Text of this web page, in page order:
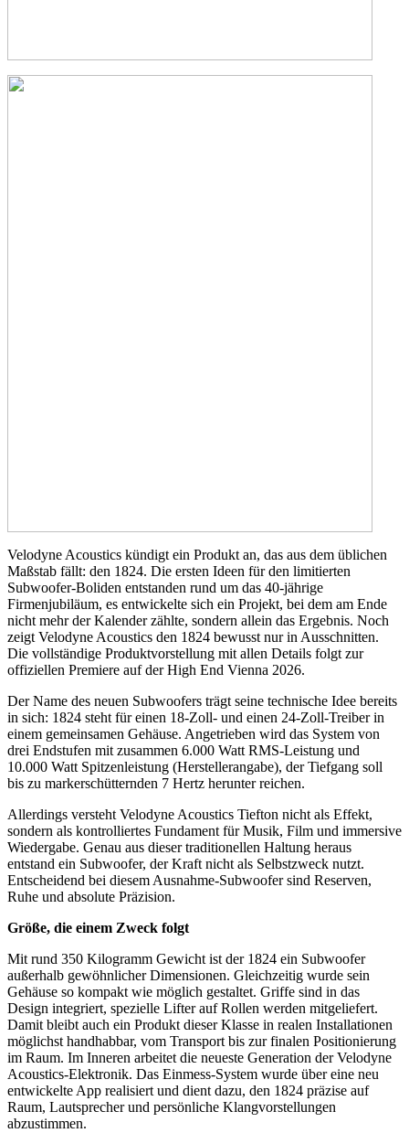
Velodyne Acoustics kündigt ein Produkt an, das aus dem üblichen
Maßstab fällt: den 1824. Die ersten Ideen für den limitierten
Subwoofer-Boliden entstanden rund um das 40-jährige
Firmenjubiläum, es entwickelte sich ein Projekt, bei dem am Ende
nicht mehr der Kalender zählte, sondern allein das Ergebnis. Noch
zeigt Velodyne Acoustics den 1824 bewusst nur in Ausschnitten.
Die vollständige Produktvorstellung mit allen Details folgt zur
offiziellen Premiere auf der High End Vienna 2026.
Der Name des neuen Subwoofers trägt seine technische Idee bereits
in sich: 1824 steht für einen 18-Zoll- und einen 24-Zoll-Treiber in
einem gemeinsamen Gehäuse. Angetrieben wird das System von
drei Endstufen mit zusammen 6.000 Watt RMS-Leistung und
10.000 Watt Spitzenleistung (Herstellerangabe), der Tiefgang soll
bis zu markerschütternden 7 Hertz herunter reichen.
Allerdings versteht Velodyne Acoustics Tiefton nicht als Effekt,
sondern als kontrolliertes Fundament für Musik, Film und immersive
Wiedergabe. Genau aus dieser traditionellen Haltung heraus
entstand ein Subwoofer, der Kraft nicht als Selbstzweck nutzt.
Entscheidend bei diesem Ausnahme-Subwoofer sind Reserven,
Ruhe und absolute Präzision.
Größe, die einem Zweck folgt
Mit rund 350 Kilogramm Gewicht ist der 1824 ein Subwoofer
außerhalb gewöhnlicher Dimensionen. Gleichzeitig wurde sein
Gehäuse so kompakt wie möglich gestaltet. Griffe sind in das
Design integriert, spezielle Lifter auf Rollen werden mitgeliefert.
Damit bleibt auch ein Produkt dieser Klasse in realen Installationen
möglichst handhabbar, vom Transport bis zur finalen Positionierung
im Raum. Im Inneren arbeitet die neueste Generation der Velodyne
Acoustics-Elektronik. Das Einmess-System wurde über eine neu
entwickelte App realisiert und dient dazu, den 1824 präzise auf
Raum, Lautsprecher und persönliche Klangvorstellungen
abzustimmen.